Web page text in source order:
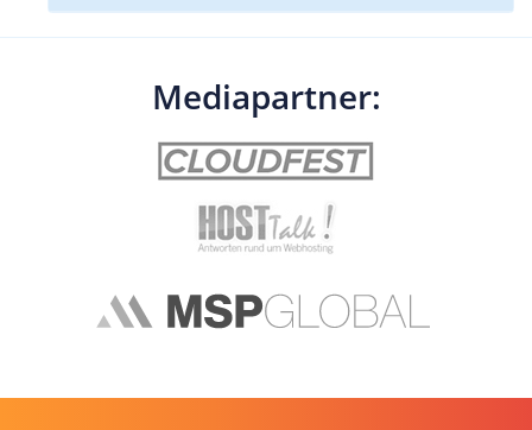
Mediapartner: